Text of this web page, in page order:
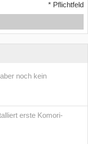
* Pflichtfeld
noch kein
erste Komori-